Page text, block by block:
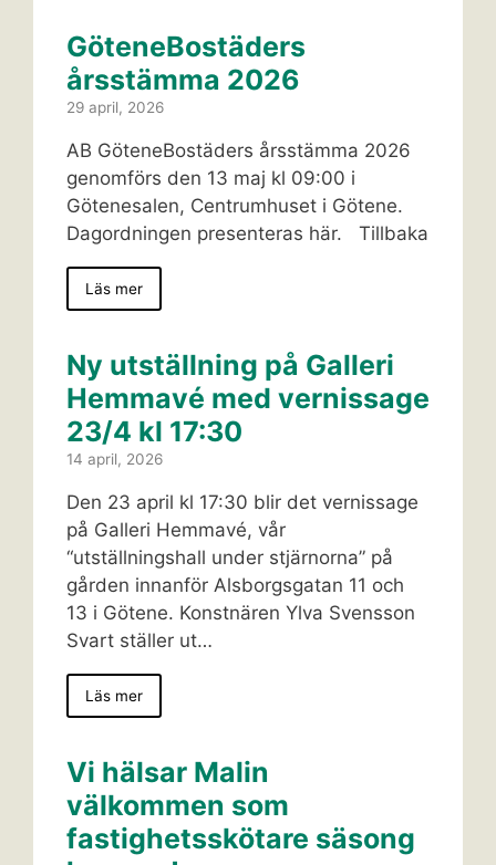
GöteneBostäders
årsstämma 2026
29 april, 2026
AB GöteneBostäders årsstämma 2026
genomförs den 13 maj kl 09:00 i
Götenesalen, Centrumhuset i Götene.
Dagordningen presenteras här. Tillbaka
Läs mer
Ny utställning på Galleri
Hemmavé med vernissage
23/4 kl 17:30
14 april, 2026
Den 23 april kl 17:30 blir det vernissage
på Galleri Hemmavé, vår
“utställningshall under stjärnorna” på
gården innanför Alsborgsgatan 11 och
13 i Götene. Konstnären Ylva Svensson
Svart ställer ut…
Läs mer
Vi hälsar Malin
välkommen som
fastighetsskötare säsong